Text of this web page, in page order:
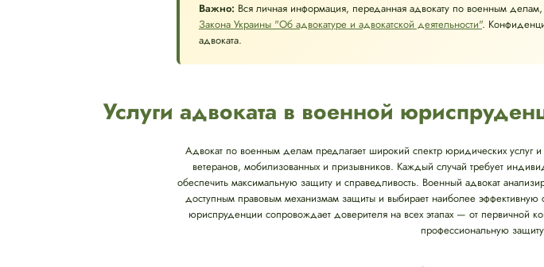
Важно: Вся личная информация, переданная адвокату по военным
Закона Украины "Об адвокатуре и адвокатской деятельности".
адвоката.
Услуги адвоката в военной
Адвокат по военным делам предлагает широкий спектр юридических услуг
ветеранов, мобилизованных и призывников. Каждый случай требует
обеспечить максимальную защиту и справедливость. Военный адвокат
доступным правовым механизмам защиты и выбирает наиболее эффективную
юриспруденции сопровождает доверителя на всех этапах — от первичной
профессиональную